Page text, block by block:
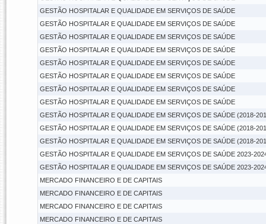
GESTÃO HOSPITALAR E QUALIDADE EM SERVIÇOS DE SAÚDE
GESTÃO HOSPITALAR E QUALIDADE EM SERVIÇOS DE SAÚDE
GESTÃO HOSPITALAR E QUALIDADE EM SERVIÇOS DE SAÚDE
GESTÃO HOSPITALAR E QUALIDADE EM SERVIÇOS DE SAÚDE
GESTÃO HOSPITALAR E QUALIDADE EM SERVIÇOS DE SAÚDE
GESTÃO HOSPITALAR E QUALIDADE EM SERVIÇOS DE SAÚDE
GESTÃO HOSPITALAR E QUALIDADE EM SERVIÇOS DE SAÚDE
GESTÃO HOSPITALAR E QUALIDADE EM SERVIÇOS DE SAÚDE
GESTÃO HOSPITALAR E QUALIDADE EM SERVIÇOS DE SAÚDE (2018-
GESTÃO HOSPITALAR E QUALIDADE EM SERVIÇOS DE SAÚDE (2018-
GESTÃO HOSPITALAR E QUALIDADE EM SERVIÇOS DE SAÚDE (2018-
GESTÃO HOSPITALAR E QUALIDADE EM SERVIÇOS DE SAÚDE 2023-
GESTÃO HOSPITALAR E QUALIDADE EM SERVIÇOS DE SAÚDE 2023-
MERCADO FINANCEIRO E DE CAPITAIS
MERCADO FINANCEIRO E DE CAPITAIS
MERCADO FINANCEIRO E DE CAPITAIS
MERCADO FINANCEIRO E DE CAPITAIS